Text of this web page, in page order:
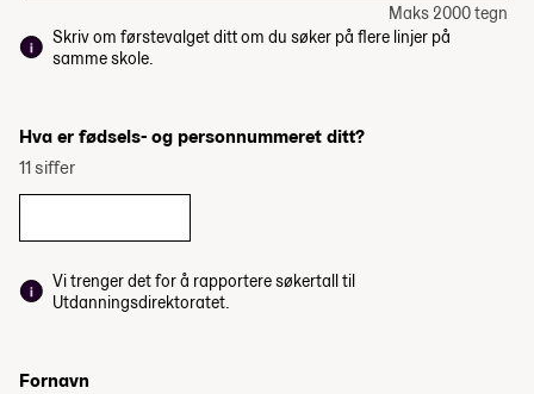
Maks 2000 tegn
Skriv om førstevalget ditt om du søker på flere linjer på
samme skole.
Hva er fødsels- og personnummeret ditt?
11 siffer
Vi trenger det for å rapportere søkertall til
Utdanningsdirektoratet.
Fornavn